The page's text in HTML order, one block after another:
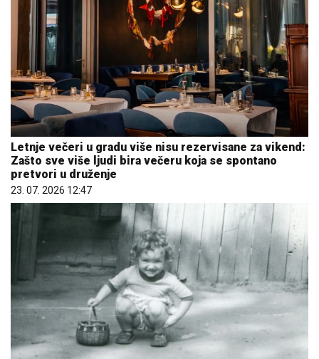
Letnje večeri u gradu više nisu rezervisane za vikend:
Zašto sve više ljudi bira večeru koja se spontano
pretvori u druženje
23. 07. 2026 12:47